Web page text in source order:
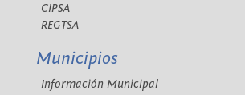
CIPSA
REGTSA
Municipios
Información Municipal